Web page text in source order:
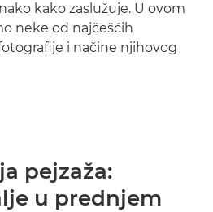
kako zaslužuje. U ovom
neke od najčešćih
i načine njihovog
pejzaža:
u prednjem